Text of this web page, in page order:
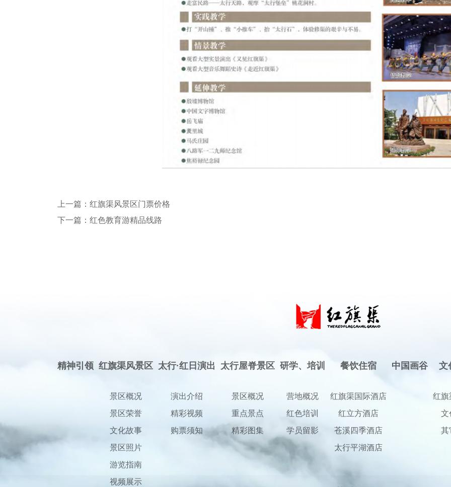
上一篇： 红旗渠风景区门票价格
下一篇： 红色教育游精品线路
精神引领 红旗渠风景区
景区概况
景区荣誉
文化故事
景区照片
游览指南
视频展示
太行·红日演出
演出介绍
精彩视频
购票须知
太行屋脊景区
景区概况
重点景点
精彩图集
研学、培训
营地概况
红色培训
学员留影
餐饮住宿
红旗渠国际酒店
红立方酒店
苍溪四季酒店
太行平湖酒店
中国画谷 文
红旗
文
其